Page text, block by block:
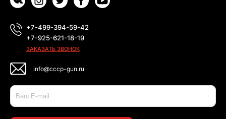
+7-499-394-59-42
+7-925-621-18-19
ЗАКАЗАТЬ ЗВОНОК
info@cccp-gun.ru